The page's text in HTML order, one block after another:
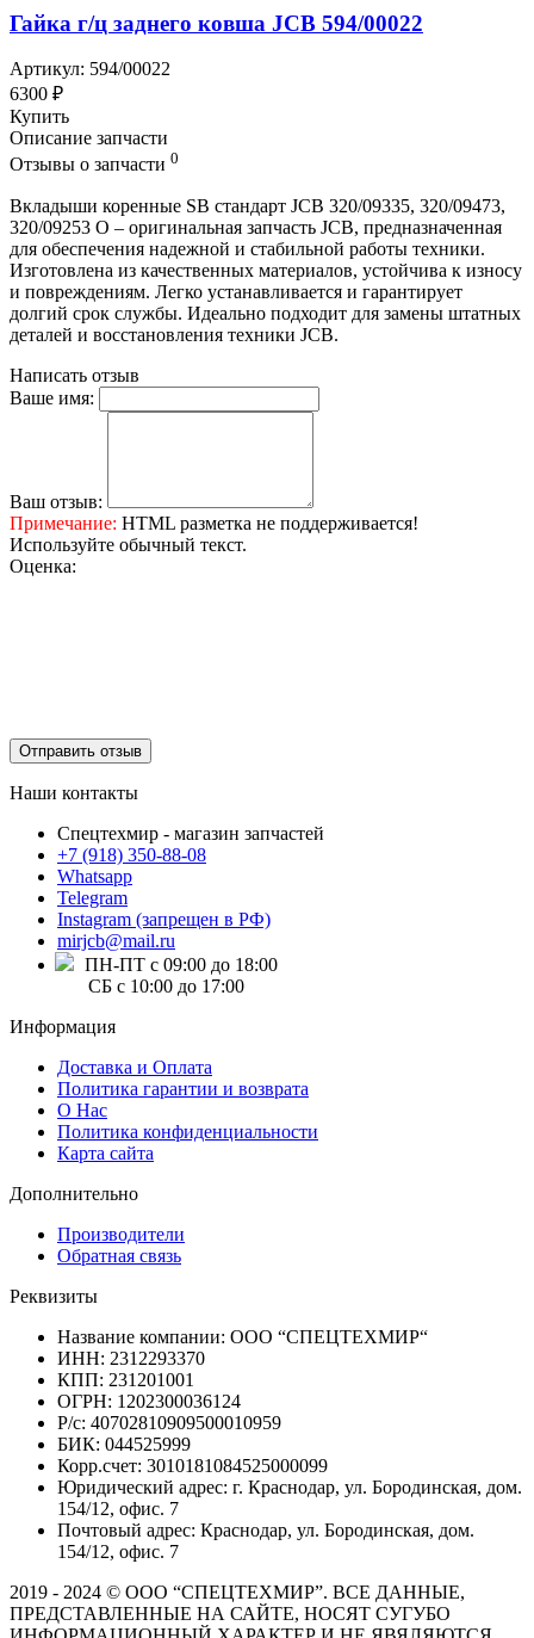
Гайка г/ц заднего ковша JCB 594/00022
Артикул: 594/00022
6300 ₽
Купить
Описание запчасти
Отзывы о запчасти 0
Вкладыши коренные SB стандарт JCB 320/09335, 320/09473,
320/09253 O – оригинальная запчасть JCB, предназначенная
для обеспечения надежной и стабильной работы техники.
Изготовлена из качественных материалов, устойчива к износу
и повреждениям. Легко устанавливается и гарантирует
долгий срок службы. Идеально подходит для замены штатных
деталей и восстановления техники JCB.
Написать отзыв
Ваше имя:
Ваш отзыв:
Примечание: HTML разметка не поддерживается!
Используйте обычный текст.
Оценка:
Отправить отзыв
Наши контакты
Спецтехмир - магазин запчастей
+7 (918) 350-88-08
Whatsapp
Telegram
Instagram (запрещен в РФ)
mirjcb@mail.ru
ПН-ПТ с 09:00 до 18:00
СБ с 10:00 до 17:00
Информация
Доставка и Оплата
Политика гарантии и возврата
О Нас
Политика конфиденциальности
Карта сайта
Дополнительно
Производители
Обратная связь
Реквизиты
Название компании: ООО “СПЕЦТЕХМИР“
ИНН: 2312293370
КПП: 231201001
ОГРН: 1202300036124
Р/с: 40702810909500010959
БИК: 044525999
Корр.счет: 3010181084525000099
Юридический адрес: г. Краснодар, ул. Бородинская, дом.
154/12, офис. 7
Почтовый адрес: Краснодар, ул. Бородинская, дом.
154/12, офис. 7
2019 - 2024 © ООО “СПЕЦТЕХМИР”. ВСЕ ДАННЫЕ,
ПРЕДСТАВЛЕННЫЕ НА САЙТЕ, НОСЯТ СУГУБО